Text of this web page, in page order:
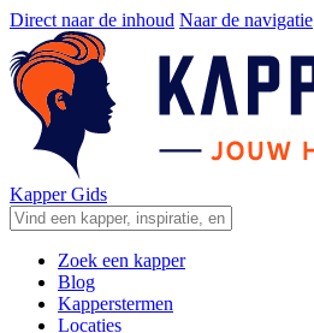
Direct naar de inhoud Naar de navigatie
Kapper Gids
Zoek een kapper
Blog
Kapperstermen
Locaties